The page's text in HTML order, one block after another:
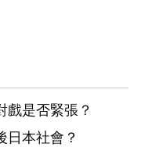
戲是否緊張？
日本社會？